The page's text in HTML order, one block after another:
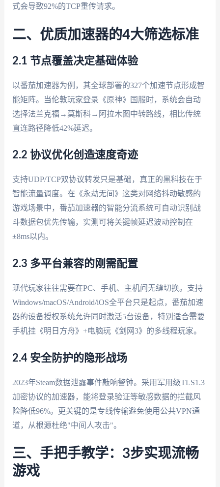
式会导致92%的TCP重传请求。
二、优质加速器的4大筛选标准
2.1 节点覆盖决定基础体验
以番茄加速器为例，其全球部署的327个加速节点形成智
能矩阵。当伦敦玩家登录《原神》国服时，系统会自动
选择法兰克福→莫斯科→阿拉木图中转路线，相比传统
直连路径降低42%延迟。
2.2 协议优化创造速度奇迹
支持UDP/TCP双协议转发只是基础，真正的黑科技在于
智能流量调度。在《永劫无间》这类对网络抖动敏感的
游戏场景中，番茄加速器的智能分流系统可自动识别战
斗数据包优先传输，实测可将关键帧延迟波动控制在
±8ms以内。
2.3 多平台兼容的刚需配置
现代玩家往往需要在PC、手机、主机间无缝切换。支持
Windows/macOS/Android/iOS全平台只是起点，番茄加速
器的设备授权系统允许同时激活5台设备，特别适合需要
手机挂《明日方舟》+电脑玩《剑网3》的多线程玩家。
2.4 安全防护的隐形战场
2023年Steam数据泄露事件敲响警钟。采用军用级TLS1.3
加密协议的加速器，能将登录验证等敏感数据的拦截风
险降低96%。更关键的是专线传输避免使用公共VPN通
道，从根源杜绝"中间人攻击"。
三、手把手教学：3步实现流畅
游戏